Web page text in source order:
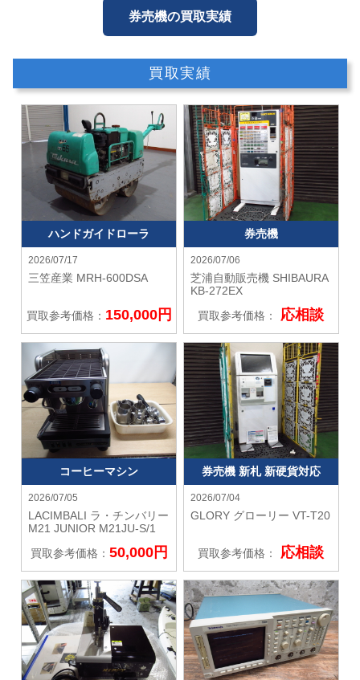
券売機の買取実績
買取実績
ハンドガイドローラ
2026/07/17
三笠産業 MRH-600DSA
買取参考価格： 150,000円
券売機
2026/07/06
芝浦自動販売機 SHIBAURA
KB-272EX
買取参考価格：
応相談
コーヒーマシン
2026/07/05
LACIMBALI ラ・チンバリー
M21 JUNIOR M21JU-S/1
買取参考価格： 50,000円
券売機 新札 新硬貨対応
2026/07/04
GLORY グローリー VT-T20
買取参考価格： 応相談